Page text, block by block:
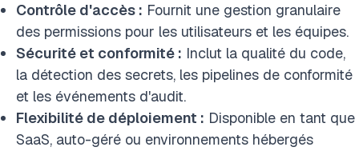
Contrôle d'accès : Fournit une gestion granulaire
des permissions pour les utilisateurs et les équipes.
Sécurité et conformité : Inclut la qualité du code,
la détection des secrets, les pipelines de conformité
et les événements d'audit.
Flexibilité de déploiement : Disponible en tant que
SaaS, auto-géré ou environnements hébergés